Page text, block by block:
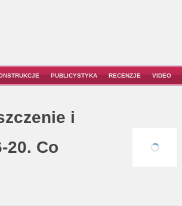
PUBLICYSTYKA RECENZJE VIDEO
i
20. Co